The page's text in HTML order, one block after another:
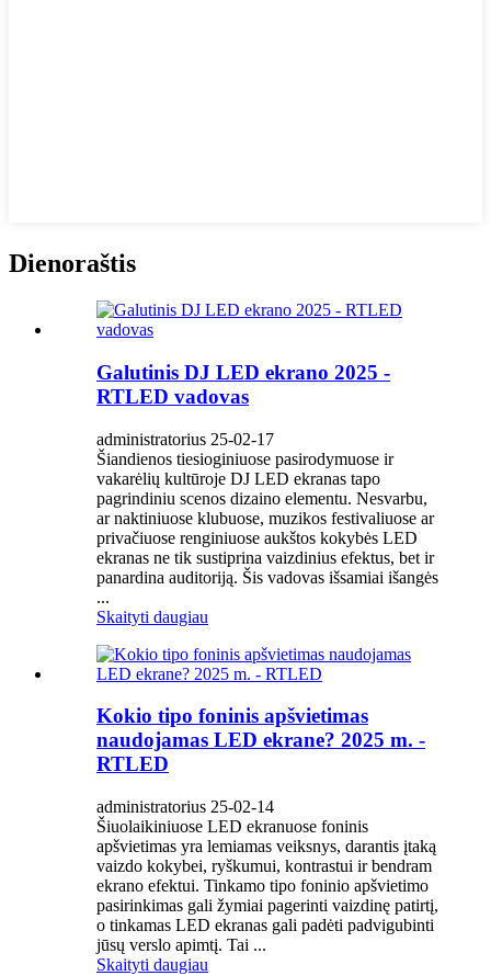
Dienoraštis
Galutinis DJ LED ekrano 2025 -
RTLED vadovas
administratorius 25-02-17
Šiandienos tiesioginiuose pasirodymuose ir
vakarėlių kultūroje DJ LED ekranas tapo
pagrindiniu scenos dizaino elementu. Nesvarbu,
ar naktiniuose klubuose, muzikos festivaliuose ar
privačiuose renginiuose aukštos kokybės LED
ekranas ne tik sustiprina vaizdinius efektus, bet ir
panardina auditoriją. Šis vadovas išsamiai išangės
...
Skaityti daugiau
Kokio tipo foninis apšvietimas
naudojamas LED ekrane? 2025 m. -
RTLED
administratorius 25-02-14
Šiuolaikiniuose LED ekranuose foninis
apšvietimas yra lemiamas veiksnys, darantis įtaką
vaizdo kokybei, ryškumui, kontrastui ir bendram
ekrano efektui. Tinkamo tipo foninio apšvietimo
pasirinkimas gali žymiai pagerinti vaizdinę patirtį,
o tinkamas LED ekranas gali padėti padvigubinti
jūsų verslo apimtį. Tai ...
Skaityti daugiau